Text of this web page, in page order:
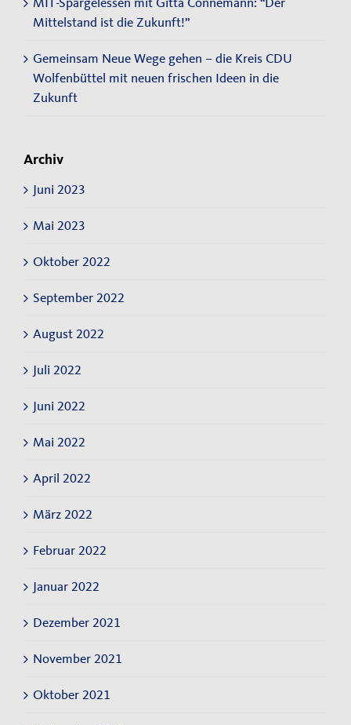
Mittelstand ist die Zukunft!”
Gemeinsam Neue Wege gehen – die Kreis CDU
Wolfenbüttel mit neuen frischen Ideen in die
Zukunft
Archiv
Juni 2023
Mai 2023
Oktober 2022
September 2022
August 2022
Juli 2022
Juni 2022
Mai 2022
April 2022
März 2022
Februar 2022
Januar 2022
Dezember 2021
November 2021
Oktober 2021